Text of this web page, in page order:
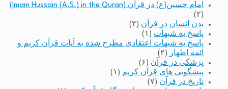
امام حسین(ع) در قرآن (Imam Hussain (A.S.) in the Quran)
(۲)
بدن انسان در قرآن (۲)
پاسخ به شبهات (۱)
پاسخ به شبهات اعتقادی مطرح شده به آیات قرآن کریم و
ائمه اطهار
(۲)
پزشکی در قرآن (۶)
پیشگویی های قرآن کریم (۱)
تاریخ در قرآن (۷)